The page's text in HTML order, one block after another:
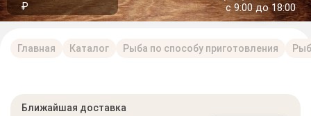
₽
с 9:00 до 18:00
Главная Каталог Рыба по способу приготовления
Ближайшая доставка